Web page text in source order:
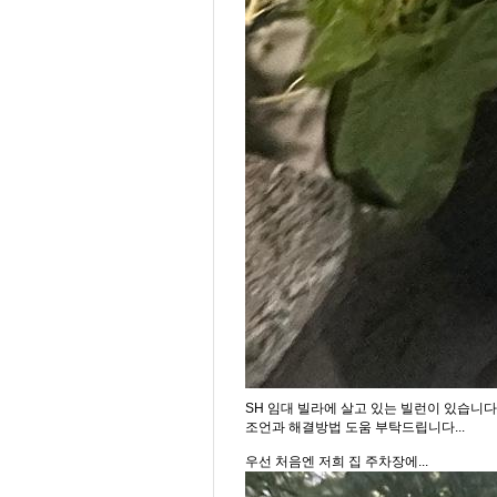
SH 임대 빌라에 살고 있는 빌런이 있습니
조언과 해결방법 도움 부탁드립니다...
우선 처음엔 저희 집 주차장에...